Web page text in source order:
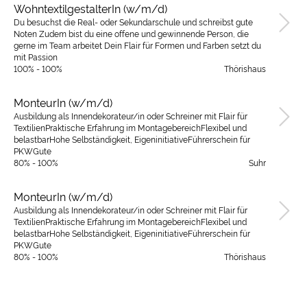
WohntextilgestalterIn (w/m/d)
Du besuchst die Real- oder Sekundarschule und schreibst gute
Noten Zudem bist du eine offene und gewinnende Person, die
gerne im Team arbeitet Dein Flair für Formen und Farben setzt du
mit Passion
100% - 100%
Thörishaus
MonteurIn (w/m/d)
Ausbildung als Innendekorateur/in oder Schreiner mit Flair für
TextilienPraktische Erfahrung im MontagebereichFlexibel und
belastbarHohe Selbständigkeit, EigeninitiativeFührerschein für
PKWGute
80% - 100%
Suhr
MonteurIn (w/m/d)
Ausbildung als Innendekorateur/in oder Schreiner mit Flair für
TextilienPraktische Erfahrung im MontagebereichFlexibel und
belastbarHohe Selbständigkeit, EigeninitiativeFührerschein für
PKWGute
80% - 100%
Thörishaus